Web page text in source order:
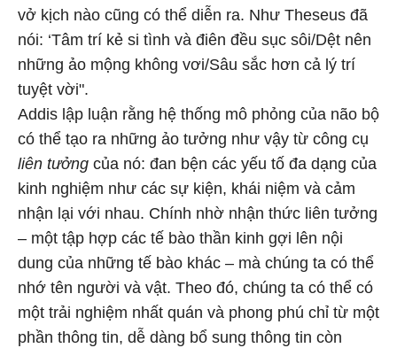
vở kịch nào cũng có thể diễn ra. Như Theseus đã
nói: ‘Tâm trí kẻ si tình và điên đều sục sôi/Dệt nên
những ảo mộng không vơi/Sâu sắc hơn cả lý trí
tuyệt vời".
Addis lập luận rằng hệ thống mô phỏng của não bộ
có thể tạo ra những ảo tưởng như vậy từ công cụ
liên tưởng của nó: đan bện các yếu tố đa dạng của
kinh nghiệm như các sự kiện, khái niệm và cảm
nhận lại với nhau. Chính nhờ nhận thức liên tưởng
– một tập hợp các tế bào thần kinh gợi lên nội
dung của những tế bào khác – mà chúng ta có thể
nhớ tên người và vật. Theo đó, chúng ta có thể có
một trải nghiệm nhất quán và phong phú chỉ từ một
phần thông tin, dễ dàng bổ sung thông tin còn